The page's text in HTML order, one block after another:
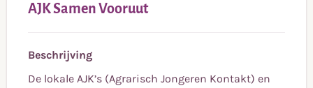
AJK Samen Vooruut
Beschrijving
De lokale AJK’s (Agrarisch Jongeren Kontakt) en